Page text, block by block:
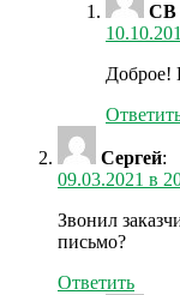
СВ
Доброе!
Сергей:
09.03.2021 в
Звонил
письмо?
Ответить